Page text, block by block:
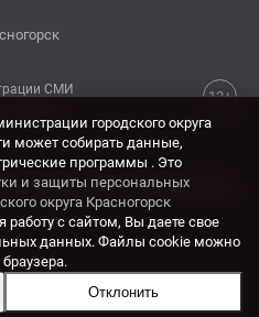
12+
СМИ
область, г. Красногорск,
городского округа
может собирать данные,
программы . Это
и защиты персональных
округа Красногорск
работу с сайтом, Вы даете свое
данных. Файлы cookie можно
Отклонить